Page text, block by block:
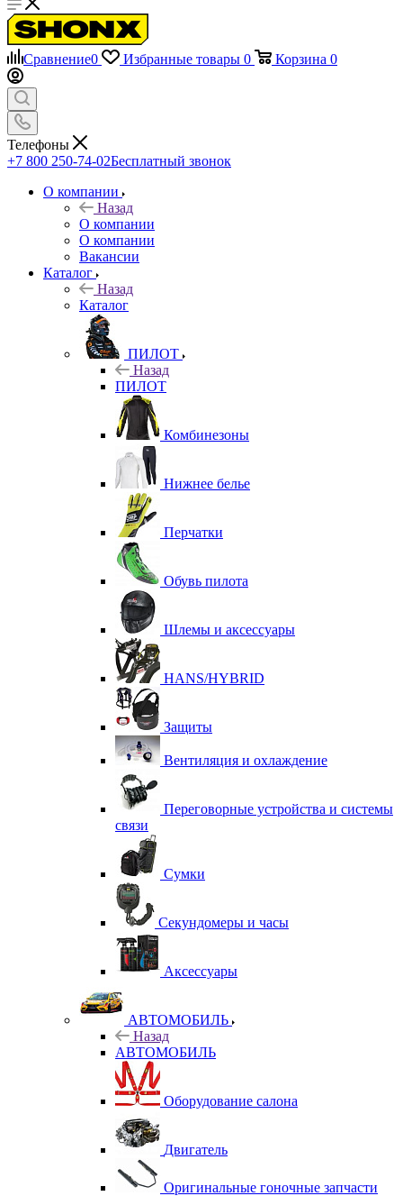
Сравнение0 Избранные товары 0 Корзина 0
Телефоны
+7 800 250-74-02Бесплатный звонок
О компании
Назад
О компании
О компании
Вакансии
Каталог
Назад
Каталог
ПИЛОТ
Назад
ПИЛОТ
Комбинезоны
Нижнее белье
Перчатки
Обувь пилота
Шлемы и аксессуары
HANS/HYBRID
Защиты
Вентиляция и охлаждение
Переговорные устройства и системы
связи
Сумки
Секундомеры и часы
Аксессуары
АВТОМОБИЛЬ
Назад
АВТОМОБИЛЬ
Оборудование салона
Двигатель
Оригинальные гоночные запчасти